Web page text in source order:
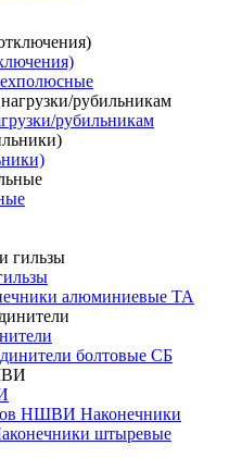
рубильникам
алюминиевые ТА
болтовые СБ
НШВИ Наконечники
штыревые